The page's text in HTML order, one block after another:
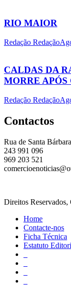
RIO MAIOR
Redação Redação
CALDAS DA
MORRE APÓS
Redação Redação
Contactos
Rua de Santa
243 991 096
969 203 521
Direitos
Home
Contacte-nos
Ficha Técnica
Estatuto